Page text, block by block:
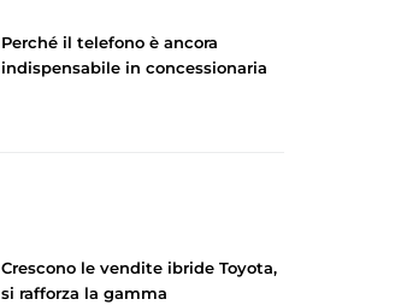
Perché il telefono è ancora
indispensabile in concessionaria
Crescono le vendite ibride Toyota,
si rafforza la gamma